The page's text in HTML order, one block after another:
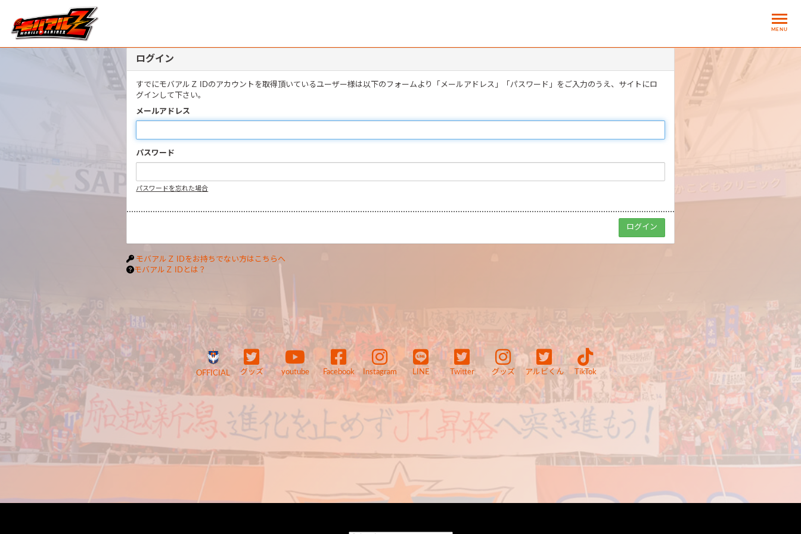
MENU
ログイン
すでにモバアルＺ IDのアカウントを取得頂いているユーザー様は以下のフォームより「メールアドレス」「パスワード」をご入力のうえ、サイトにロ
グインして下さい。
メールアドレス
パスワード
パスワードを忘れた場合
モバアルＺ IDをお持ちでない方はこちらへ
モバアルＺ IDとは？
OFFICIAL グッズ youtube Facebook Instagram LINE Twitter グッズ アルビくん TikTok